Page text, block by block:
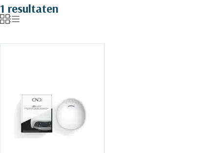
1 resultaten